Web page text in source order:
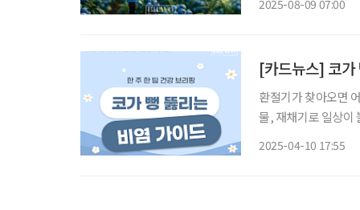
2025-08-09 07:00
[카드뉴스] 코
환절기가 찾아오면
물, 재채기로 일상이
2025-04-10 17:55